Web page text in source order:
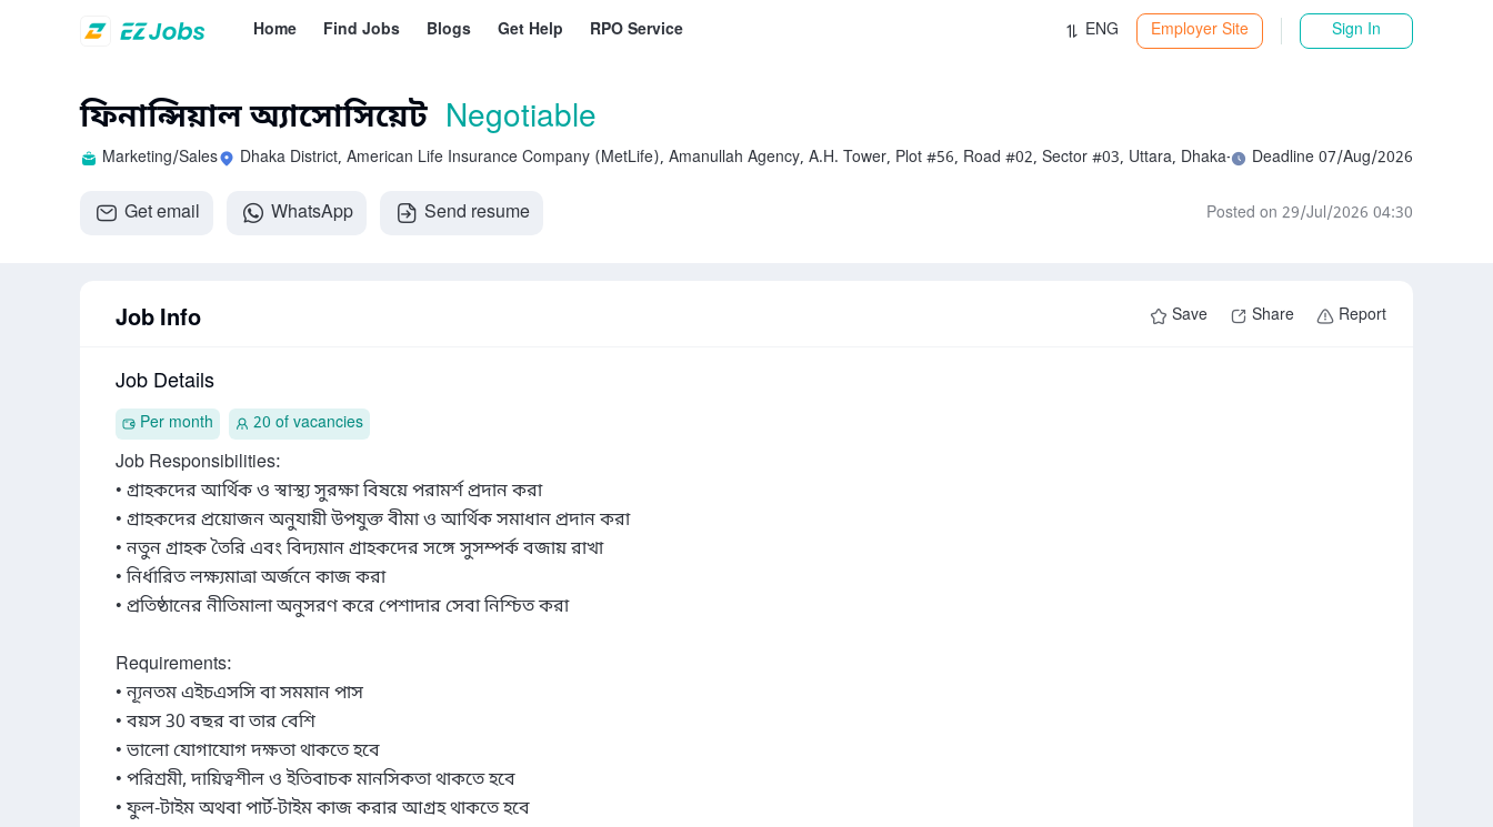
Home Find Jobs Blogs Get Help RPO Service ENG Employer Site Sign In
ফিনান্সিয়াল অ্যাসোসিয়েট Negotiable
Marketing/Sales Dhaka District, American Life Insurance Company (MetLife), Amanullah Agency, A.H. Tower, Plot #56, Road #02, Sector #03, Uttara, Dhaka-1230Deadline 07/Aug/2026
Get email WhatsApp Send resume Posted on 29/Jul/2026 04:30
Job Info Save Share Report
Job Details
Per month 20 of vacancies
Job Responsibilities:
• গ্রাহকদের আর্থিক ও স্বাস্থ্য সুরক্ষা বিষয়ে পরামর্শ প্রদান করা
• গ্রাহকদের প্রয়োজন অনুযায়ী উপযুক্ত বীমা ও আর্থিক সমাধান প্রদান করা
• নতুন গ্রাহক তৈরি এবং বিদ্যমান গ্রাহকদের সঙ্গে সুসম্পর্ক বজায় রাখা
• নির্ধারিত লক্ষ্যমাত্রা অর্জনে কাজ করা
• প্রতিষ্ঠানের নীতিমালা অনুসরণ করে পেশাদার সেবা নিশ্চিত করা
Requirements:
• ন্যূনতম এইচএসসি বা সমমান পাস
• বয়স 30 বছর বা তার বেশি
• ভালো যোগাযোগ দক্ষতা থাকতে হবে
• পরিশ্রমী, দায়িত্বশীল ও ইতিবাচক মানসিকতা থাকতে হবে
• ফুল-টাইম অথবা পার্ট-টাইম কাজ করার আগ্রহ থাকতে হবে